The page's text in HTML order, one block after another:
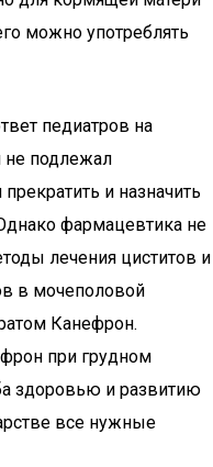
можно употреблять
педиатров на
не подлежал
и назначить
фармацевтика не
лечения циститов и
в мочеполовой
Канефрон.
при грудном
здоровью и развитию
все нужные